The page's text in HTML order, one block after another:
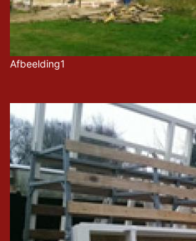
Afbeelding1